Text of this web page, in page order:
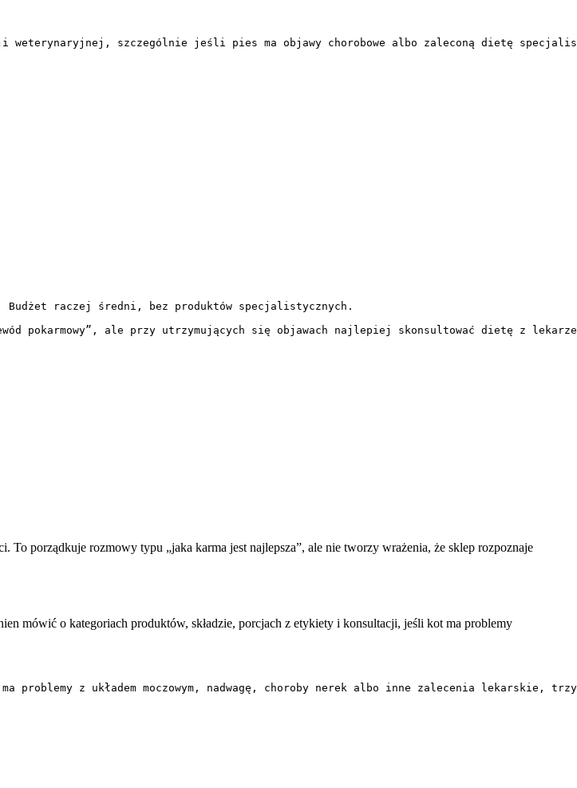
weterynaryjnej, szczególnie jeśli pies ma objawy chorobowe albo zaleconą dietę
raczej średni, bez produktów specjalistycznych.
pokarmowy”, ale przy utrzymujących się objawach najlepiej skonsultować dietę z
porządkuje rozmowy typu „jaka karma jest najlepsza”, ale nie tworzy wrażenia, że sklep rozpoznaje
mówić o kategoriach produktów, składzie, porcjach z etykiety i konsultacji, jeśli kot ma problemy
z układem moczowym, nadwagę, choroby nerek albo inne zalecenia lekarskie,